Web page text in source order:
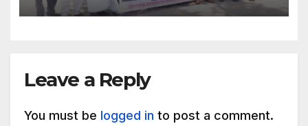
Leave a Reply
You must be logged in to post a comment.